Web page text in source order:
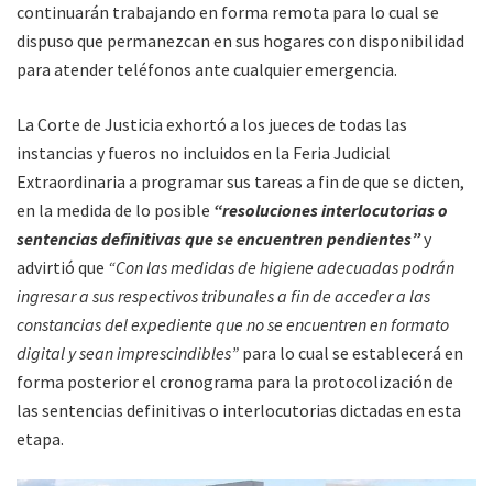
continuarán trabajando en forma remota para lo cual se
dispuso que permanezcan en sus hogares con disponibilidad
para atender teléfonos ante cualquier emergencia.
La Corte de Justicia exhortó a los jueces de todas las
instancias y fueros no incluidos en la Feria Judicial
Extraordinaria a programar sus tareas a fin de que se dicten,
en la medida de lo posible “resoluciones interlocutorias o
sentencias definitivas que se encuentren pendientes”y
advirtió que “Con las medidas de higiene adecuadas podrán
ingresar a sus respectivos tribunales a fin de acceder a las
constancias del expediente que no se encuentren en formato
digital y sean imprescindibles” para lo cual se establecerá en
forma posterior el cronograma para la protocolización de
las sentencias definitivas o interlocutorias dictadas en esta
etapa.